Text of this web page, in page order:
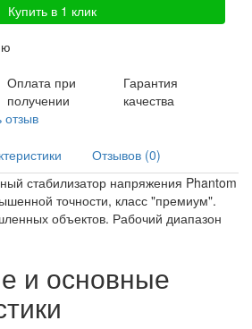
Купить в 1 клик
Оплата при
получении
Гарантия
качества
отзыв
Отзывов (0)
стабилизатор напряжения Phantom
точности, класс "премиум".
объектов. Рабочий диапазон
и основные